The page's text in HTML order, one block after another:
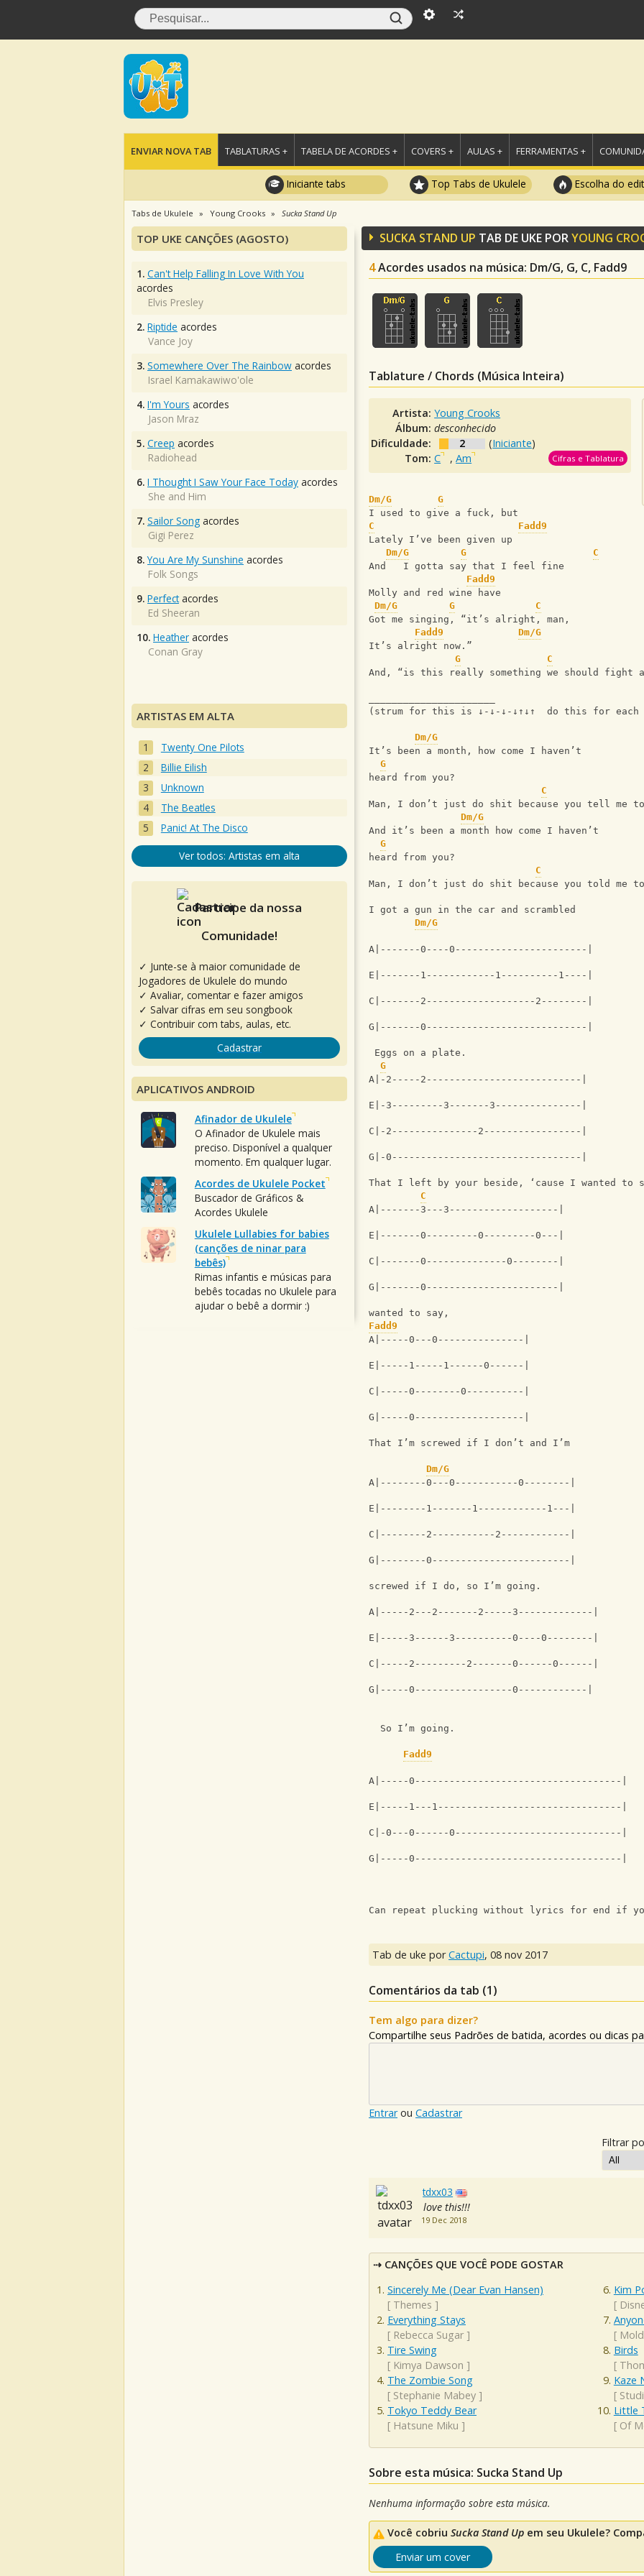
ENVIAR NOVA TAB TABLATURAS + TABELA DE ACORDES + COVERS + AULAS + FERRAMENTAS +
Iniciante tabs Top Tabs de Ukulele Escolha do
Tabs de Ukulele Young Crooks Sucka Stand Up
SUCKA STAND UP TAB DE UKE PORYOUNG
4Acordes usados na música: Dm/G, G, C, Fadd9
Tablature / Chords (Música Inteira)
Artista:Young Crooks
Álbum:desconhecido
Dificuldade:
2 (Iniciante)
Tom:C ,Am Cifras e Tablatura
Dm/G
G
I used to give a fuck, but
C
Fadd9
Lately I’ve been given up
Dm/G
G
C
And   I gotta say that I feel fine
Fadd9
Molly and red wine have
Dm/G
G
C
Got me singing, “it’s alright, man,
Fadd9
Dm/G
It’s alright now.”
G
C
And, “is this really something we should fight
(strum for this is ↓-↓-↓-↓↑↓↑  do this for each
Dm/G
It’s been a month, how come I haven’t
G
heard from you?
C
Man, I don’t just do shit because you tell me
Dm/G
And it’s been a month how come I haven’t
G
heard from you?
C
Man, I don’t just do shit because you told me
I got a gun in the car and scrambled
Dm/G
A|-------0----0-----------------------|
E|-------1------------1----------1----|
C|-------2-------------------2--------|
G|-------0----------------------------|
Eggs on a plate.
G
A|-2-----2---------------------------|
E|-3---------3-------3---------------|
C|-2---------------2-----------------|
G|-0---------------------------------|
That I left by your beside, ‘cause I wanted to
C
A|-------3---3-------------------|
E|-------0---------0---------0---|
C|-------0--------------0--------|
G|-------0-----------------------|
wanted to say,
Fadd9
A|-----0---0---------------|
E|-----1-----1------0------|
C|-----0--------0----------|
G|-----0-------------------|
That I’m screwed if I don’t and I’m
Dm/G
A|--------0---0-----------0--------|
E|--------1-------1------------1---|
C|--------2-----------2------------|
G|--------0------------------------|
screwed if I do, so I’m going.
A|-----2---2-------2-----3-------------|
E|-----3------3----------0----0--------|
C|-----2---------2-------0------0------|
G|-----0-----------------0------------|
  So I’m going.
Fadd9
A|-----0------------------------------------|
E|-----1---1--------------------------------|
C|-0---0------0-----------------------------|
G|-----0------------------------------------|
Can repeat plucking without lyrics for end if
Tab de uke porCactupi, 08 nov 2017
Comentários da tab (1)
Tem algo para dizer?
Compartilhe seus Padrões de batida, acordes ou dicas
Entrarou Cadastrar
Filtrar
tdxx03
love this!!!
19 Dec 2018
CANÇÕES QUE VOCÊ PODE GOSTAR
Sincerely Me (Dear Evan Hansen)
[ Themes ]
Everything Stays
[ Rebecca Sugar ]
Tire Swing
[ Kimya Dawson ]
The Zombie Song
[ Stephanie Mabey ]
Tokyo Teddy Bear
[ Hatsune Miku ]
Kim
[
[
Birds
[
Kaze
[
Little
[ Of
Sobre esta música: Sucka Stand Up
Nenhuma informação sobre esta música.
Você cobriu Sucka Stand Up em seu Ukulele?
Enviar um cover
TOP UKE CANÇÕES (AGOSTO)
1. Can't Help Falling In Love With You
acordes
Elvis Presley
2. Riptide acordes
Vance Joy
3. Somewhere Over The Rainbow acordes
Israel Kamakawiwo'ole
4. I'm Yours acordes
Jason Mraz
5. Creep acordes
Radiohead
6. I Thought I Saw Your Face Today acordes
She and Him
7. Sailor Song acordes
Gigi Perez
8. You Are My Sunshine acordes
Folk Songs
9. Perfectacordes
Ed Sheeran
10. Heather acordes
Conan Gray
ARTISTAS EM ALTA
Twenty One Pilots
Billie Eilish
Unknown
The Beatles
Panic! At The Disco
Ver todos: Artistas em alta
Participe da nossa
Comunidade!
✓ Junte-se à maior comunidade de
Jogadores de Ukulele do mundo
✓ Avaliar, comentar e fazer amigos
✓ Salvar cifras em seu songbook
✓ Contribuir com tabs, aulas, etc.
Cadastrar
APLICATIVOS ANDROID
Afinador de Ukulele
O Afinador de Ukulele mais
preciso. Disponível a qualquer
momento. Em qualquer lugar.
Acordes de Ukulele Pocket
Buscador de Gráficos &
Acordes Ukulele
Ukulele Lullabies for babies
(canções de ninar para
bebês)
Rimas infantis e músicas para
bebês tocadas no Ukulele para
ajudar o bebê a dormir :)